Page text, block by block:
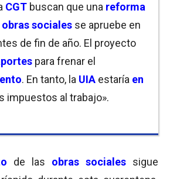
CGT buscan que una reforma
obras sociales se apruebe en
de fin de año. El proyecto
para frenar el
. En tanto, la UIA estaría en
impuestos al trabajo».
de las obras sociales sigue